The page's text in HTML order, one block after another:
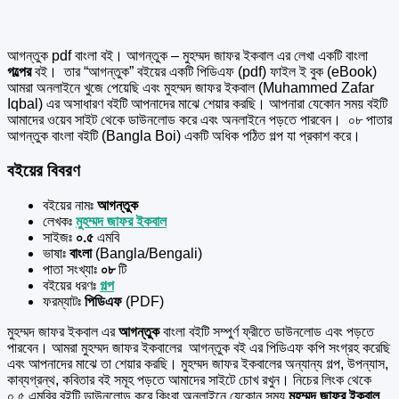
আগন্তুক pdf বাংলা বই। আগন্তুক – মুহম্মদ জাফর ইকবাল এর লেখা একটি বাংলা
গল্পেরবই।
তার “আগন্তুক” বইয়ের একটি পিডিএফ (pdf) ফাইল ই বুক (eBook)
আমরা অনলাইনে খুজে পেয়েছি এবং মুহম্মদ জাফর ইকবাল (Muhammed Zafar
Iqbal) এর অসাধারণ বইটি আপনাদের মাঝে শেয়ার করছি। আপনারা যেকোন সময় বইটি
আমাদের ওয়েব সাইট থেকে ডাউনলোড করে এবং অনলাইনে পড়তে পারবেন। ০৮ পাতার
আগন্তুক বাংলা বইটি (Bangla Boi) একটি অধিক পঠিত গল্প যা প্রকাশ করে।
বইয়ের বিবরণ
বইয়ের নামঃ আগন্তুক
লেখকঃ মুহম্মদ জাফর ইকবাল
সাইজঃ ০.৫ এমবি
ভাষাঃ বাংলা (Bangla/Bengali)
পাতা সংখ্যাঃ ০৮টি
বইয়ের ধরণঃ গল্প
ফরম্যাটঃ পিডিএফ (PDF)
মুহম্মদ জাফর ইকবাল এরআগন্তুকবাংলা বইটি সম্পুর্ণ ফ্রীতে ডাউনলোড এবং পড়তে
পারবেন। আমরা মুহম্মদ জাফর ইকবালের আগন্তুক বই এর পিডিএফ কপি সংগ্রহ করেছি
এবং আপনাদের মাঝে তা শেয়ার করছি। মুহম্মদ জাফর ইকবালের অন্যান্য গল্প, উপন্যাস,
কাব্যগ্রন্থ, কবিতার বই সমূহ পড়তে আমাদের সাইটে চোখ রখুন। নিচের লিংক থেকে
০.৫ এমবির বইটি ডাউনলোড করে কিংবা অনলাইনে যেকোন সময় মুহম্মদ জাফর ইকবাল